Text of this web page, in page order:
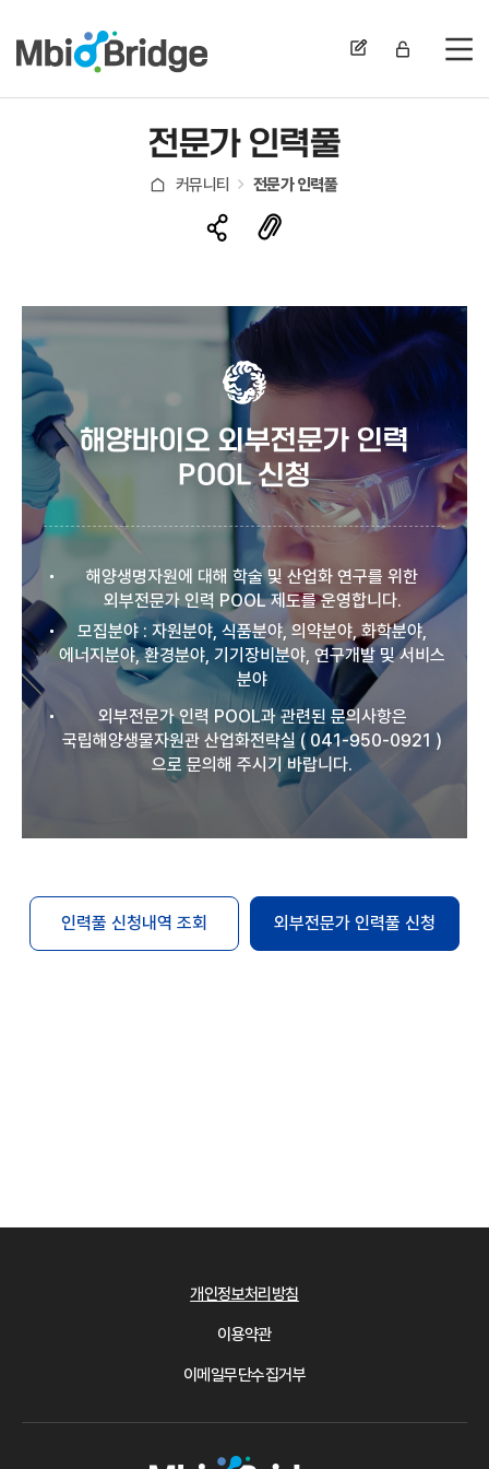
전
전문가 인력풀
커뮤니티 전문가 인력풀
해양바이오 외부전문가 인력
POOL 신청
해양생명자원에 대해 학술 및 산업화 연구를 위한
외부전문가 인력 POOL 제도를 운영합니다.
모집분야 : 자원분야, 식품분야, 의약분야, 화학분야,
에너지분야, 환경분야, 기기장비분야, 연구개발 및 서비스
분야
외부전문가 인력 POOL과 관련된 문의사항은
국립해양생물자원관 산업화전략실 ( 041-950-0921 )
으로 문의해 주시기 바랍니다.
인력풀 신청내역 조회 외부전문가 인력풀 신청
개인정보처리방침
이용약관
이메일무단수집거부